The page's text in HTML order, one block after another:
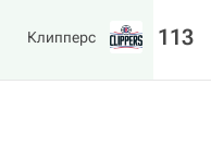
Клипперс 113